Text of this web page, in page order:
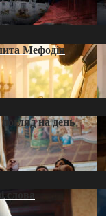
Мефодія
на день
слова